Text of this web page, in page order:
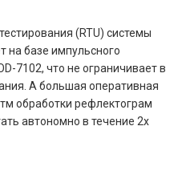
(RTU) системы
на базе импульсного
7102, что не ограничивает в
А большая оперативная
обработки рефлектограм
автономно в течение 2х